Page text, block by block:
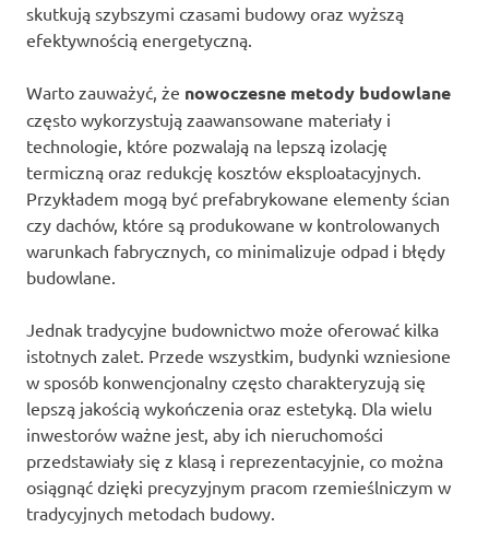
skutkują szybszymi czasami budowy oraz wyższą
efektywnością energetyczną.
Warto zauważyć, że nowoczesne metody budowlane
często wykorzystują zaawansowane materiały i
technologie, które pozwalają na lepszą izolację
termiczną oraz redukcję kosztów eksploatacyjnych.
Przykładem mogą być prefabrykowane elementy ścian
czy dachów, które są produkowane w kontrolowanych
warunkach fabrycznych, co minimalizuje odpad i błędy
budowlane.
Jednak tradycyjne budownictwo może oferować kilka
istotnych zalet. Przede wszystkim, budynki wzniesione
w sposób konwencjonalny często charakteryzują się
lepszą jakością wykończenia oraz estetyką. Dla wielu
inwestorów ważne jest, aby ich nieruchomości
przedstawiały się z klasą i reprezentacyjnie, co można
osiągnąć dzięki precyzyjnym pracom rzemieślniczym w
tradycyjnych metodach budowy.